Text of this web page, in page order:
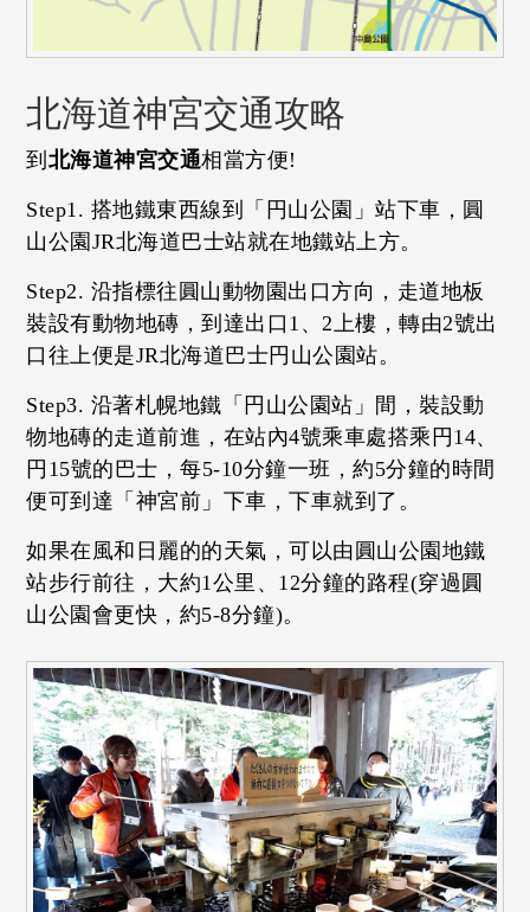
北海道神宮交通攻略
到 北海道神宮交通相當方便!
Step1. 搭地鐵東西線到「円山公園」站下車，圓
山公園JR北海道巴士站就在地鐵站上方。
Step2. 沿指標往圓山動物園出口方向，走道地板
裝設有動物地磚，到達出口1、2上樓，轉由2號出
口往上便是JR北海道巴士円山公園站。
Step3. 沿著札幌地鐵「円山公園站」間，裝設動
物地磚的走道前進，在站內4號乘車處搭乘円14、
円15號的巴士，每5-10分鐘一班，約5分鐘的時間
便可到達「神宮前」下車，下車就到了。
如果在風和日麗的的天氣，可以由圓山公園地鐵
站步行前往，大約1公里、12分鐘的路程(穿過圓
山公園會更快，約5-8分鐘)。